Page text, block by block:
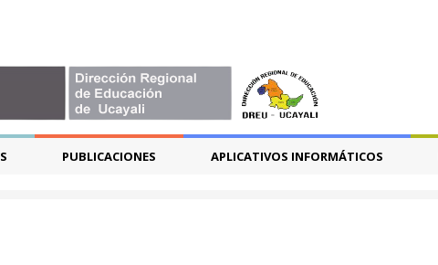
PUBLICACIONES APLICATIVOS INFORMÁTICOS